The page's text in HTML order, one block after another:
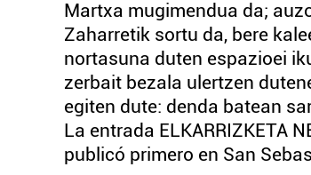
Martxa mugimendua da;
Zaharretik sortu da, bere
nortasuna duten espazioei
zerbait bezala ulertzen
egiten dute: denda batean
La entrada ELKARRIZKETA
publicó primero en San